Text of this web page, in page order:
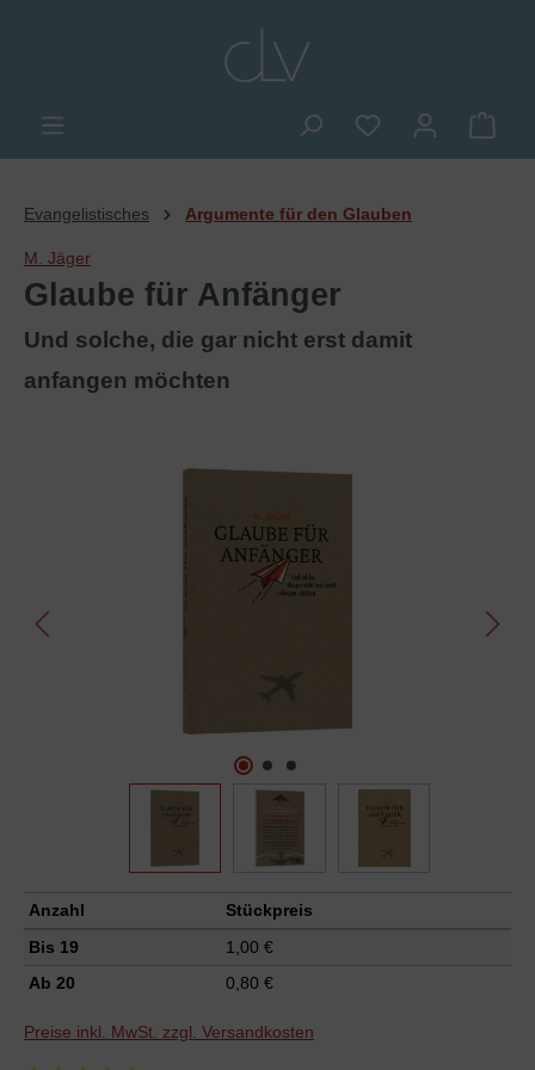
Du hast 0
Evangelistisches Argumente für den Glauben
M. Jäger
Glaube für Anfänger
Und solche, die gar nicht erst damit
anfangen möchten
Anzahl
Stückpreis
Bis 19
1,00 €
Ab 20 0,80 €
Preise inkl. MwSt. zzgl. Versandkosten